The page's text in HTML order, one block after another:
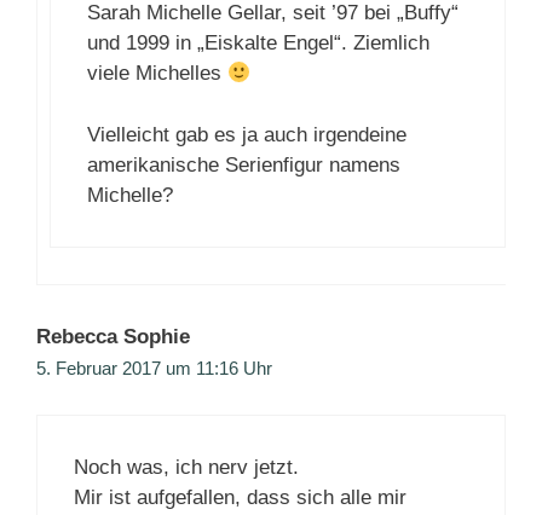
Sarah Michelle Gellar, seit ’97 bei „Buffy“
und 1999 in „Eiskalte Engel“. Ziemlich
viele Michelles
Vielleicht gab es ja auch irgendeine
amerikanische Serienfigur namens
Michelle?
Rebecca Sophie
5. Februar 2017 um 11:16 Uhr
Noch was, ich nerv jetzt.
Mir ist aufgefallen, dass sich alle mir